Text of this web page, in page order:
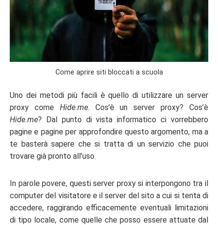
Come aprire siti bloccati a scuola
Uno dei metodi più facili è quello di utilizzare un server
proxy come Hide.me. Cos’è un server proxy? Cos’è
Hide.me? Dal punto di vista informatico ci vorrebbero
pagine e pagine per approfondire questo argomento, ma a
te basterà sapere che si tratta di un servizio che puoi
trovare già pronto all’uso.
In parole povere, questi server proxy si interpongono tra il
computer del visitatore e il server del sito a cui si tenta di
accedere, raggirando efficacemente eventuali limitazioni
di tipo locale, come quelle che posso essere attuate dal